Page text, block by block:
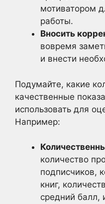
мотиватором
работы.
Вносить
вовремя
и внести
Подумайте, какие
качественные
использовать для
Например:
количество
подписчиков,
книг,
средний балл,